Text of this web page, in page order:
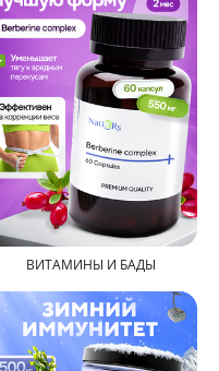
ВИТАМИНЫ И БАДЫ